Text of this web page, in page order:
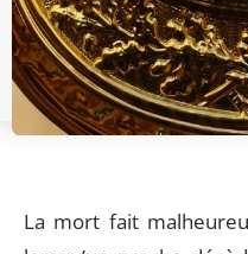
La mort fait